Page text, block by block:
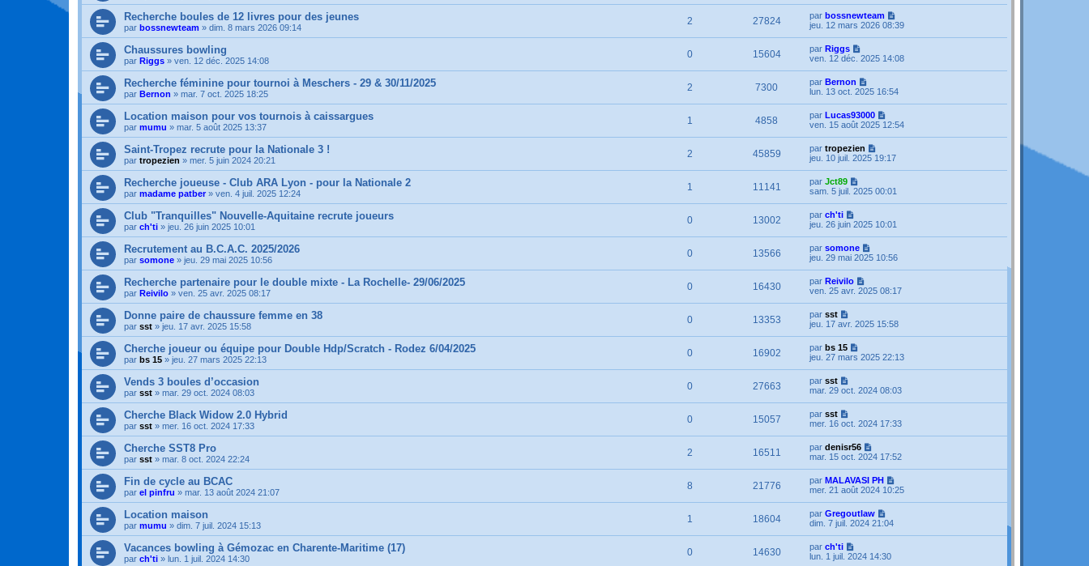
Recherche boules de 12 livres pour des jeunes
par bossnewteam » dim. 8 mars 2026 09:14
2 27824 par bossnewteam
jeu. 12 mars 2026 08:39
Chaussures bowling
par Riggs » ven. 12 déc. 2025 14:08
0 15604 par Riggs
ven. 12 déc. 2025 14:08
Recherche féminine pour tournoi à Meschers - 29 & 30/11/2025
par Bernon » mar. 7 oct. 2025 18:25
2 7300 par Bernon
lun. 13 oct. 2025 16:54
Location maison pour vos tournois à caissargues
par mumu » mar. 5 août 2025 13:37
1 4858 par Lucas93000
ven. 15 août 2025 12:54
Saint-Tropez recrute pour la Nationale 3 !
par tropezien » mer. 5 juin 2024 20:21
2 45859 par tropezien
jeu. 10 juil. 2025 19:17
Recherche joueuse - Club ARA Lyon - pour la Nationale 2
par madame patber » ven. 4 juil. 2025 12:24
1 11141 par Jct89
sam. 5 juil. 2025 00:01
Club "Tranquilles" Nouvelle-Aquitaine recrute joueurs
par ch'ti » jeu. 26 juin 2025 10:01
0 13002 par ch'ti
jeu. 26 juin 2025 10:01
Recrutement au B.C.A.C. 2025/2026
par somone » jeu. 29 mai 2025 10:56
0 13566 par somone
jeu. 29 mai 2025 10:56
Recherche partenaire pour le double mixte - La Rochelle- 29/06/2025
par Reivilo » ven. 25 avr. 2025 08:17
0 16430 par Reivilo
ven. 25 avr. 2025 08:17
Donne paire de chaussure femme en 38
par sst » jeu. 17 avr. 2025 15:58
0 13353 par sst
jeu. 17 avr. 2025 15:58
Cherche joueur ou équipe pour Double Hdp/Scratch - Rodez 6/04/2025
par bs 15 » jeu. 27 mars 2025 22:13
0 16902 par bs 15
jeu. 27 mars 2025 22:13
Vends 3 boules d’occasion
par sst » mar. 29 oct. 2024 08:03
0 27663 par sst
mar. 29 oct. 2024 08:03
Cherche Black Widow 2.0 Hybrid
par sst » mer. 16 oct. 2024 17:33
0 15057 par sst
mer. 16 oct. 2024 17:33
Cherche SST8 Pro
par sst » mar. 8 oct. 2024 22:24
2 16511 par denisr56
mar. 15 oct. 2024 17:52
Fin de cycle au BCAC
par el pinfru » mar. 13 août 2024 21:07
8 21776 par MALAVASI PH
mer. 21 août 2024 10:25
Location maison
par mumu » dim. 7 juil. 2024 15:13
1 18604 par Gregoutlaw
dim. 7 juil. 2024 21:04
Vacances bowling à Gémozac en Charente-Maritime (17)
par ch'ti » lun. 1 juil. 2024 14:30
0 14630 par ch'ti
lun. 1 juil. 2024 14:30